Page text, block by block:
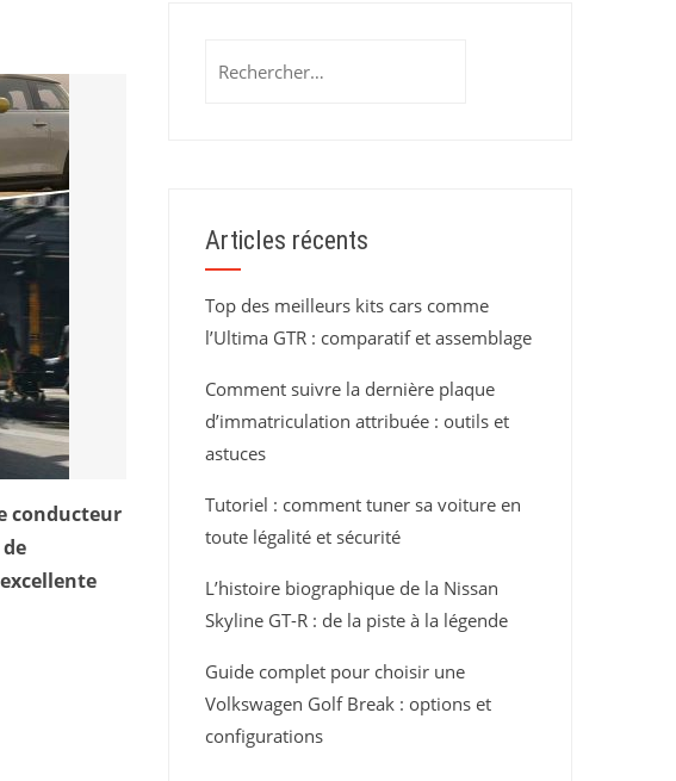
conducteur
Articles récents
Top des meilleurs kits cars comme
l’Ultima GTR : comparatif et assemblage
Comment suivre la dernière plaque
d’immatriculation attribuée : outils et
astuces
Tutoriel : comment tuner sa voiture en
toute légalité et sécurité
L’histoire biographique de la Nissan
Skyline GT-R : de la piste à la légende
Guide complet pour choisir une
Volkswagen Golf Break : options et
configurations